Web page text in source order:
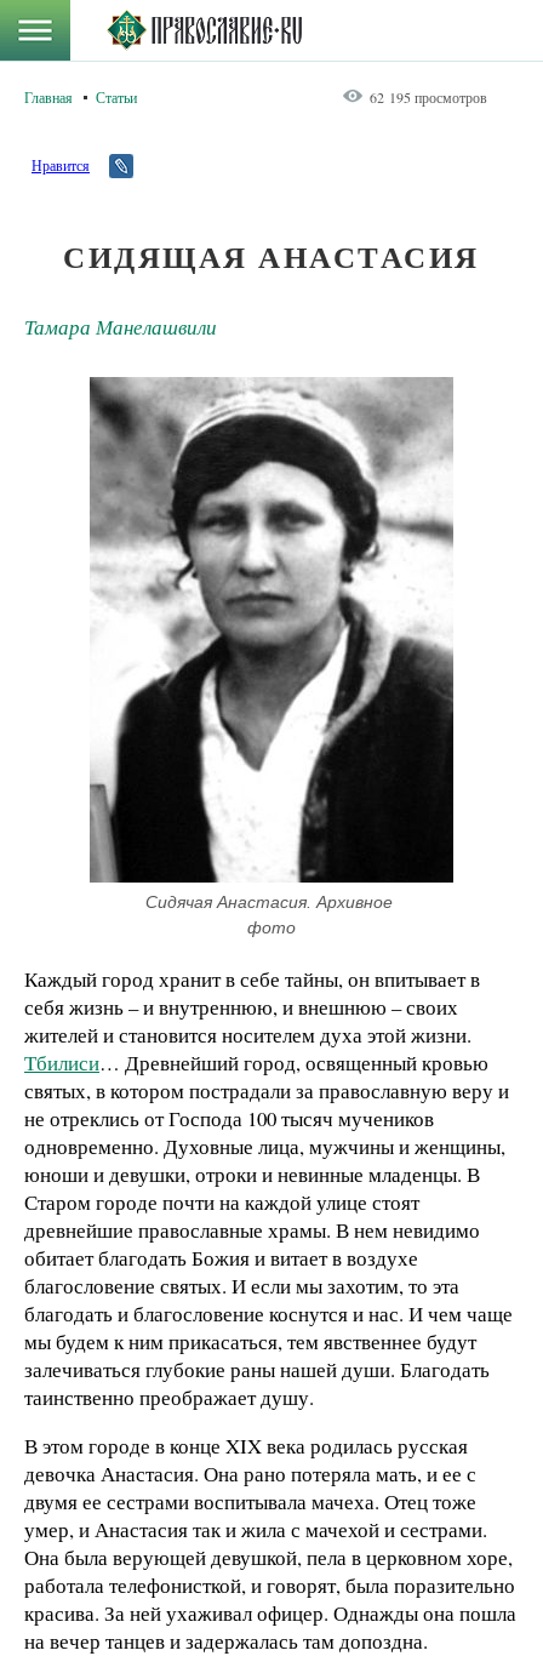
Главная Статьи 62 195 просмотров
Нравится
СИДЯЩАЯ АНАСТАСИЯ
Тамара Манелашвили
Сидячая Анастасия. Архивное
фото
Каждый город хранит в себе тайны, он впитывает в
себя жизнь – и внутреннюю, и внешнюю – своих
жителей и становится носителем духа этой жизни.
Тбилиси… Древнейший город, освященный кровью
святых, в котором пострадали за православную веру и
не отреклись от Господа 100 тысяч мучеников
одновременно. Духовные лица, мужчины и женщины,
юноши и девушки, отроки и невинные младенцы. В
Старом городе почти на каждой улице стоят
древнейшие православные храмы. В нем невидимо
обитает благодать Божия и витает в воздухе
благословение святых. И если мы захотим, то эта
благодать и благословение коснутся и нас. И чем чаще
мы будем к ним прикасаться, тем явственнее будут
залечиваться глубокие раны нашей души. Благодать
таинственно преображает душу.
В этом городе в конце XIX века родилась русская
девочка Анастасия. Она рано потеряла мать, и ее с
двумя ее сестрами воспитывала мачеха. Отец тоже
умер, и Анастасия так и жила с мачехой и сестрами.
Она была верующей девушкой, пела в церковном хоре,
работала телефонисткой, и говорят, была поразительно
красива. За ней ухаживал офицер. Однажды она пошла
на вечер танцев и задержалась там допоздна.